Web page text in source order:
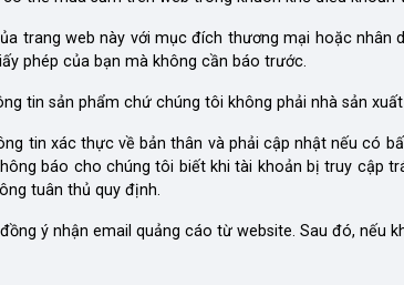
trang web này với mục đích thương mại hoặc
phép của bạn mà không cần báo trước.
tin sản phẩm chứ chúng tôi không phải nhà sản
tin xác thực về bản thân và phải cập nhật nếu có
báo cho chúng tôi biết khi tài khoản bị truy cập
tuân thủ quy định.
ý nhận email quảng cáo từ website. Sau đó,